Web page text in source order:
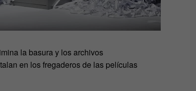
la basura y los archivos
en los fregaderos de las películas